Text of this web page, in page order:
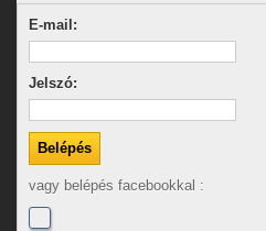
E-mail:
Jelszó:
vagy belépés facebookkal :